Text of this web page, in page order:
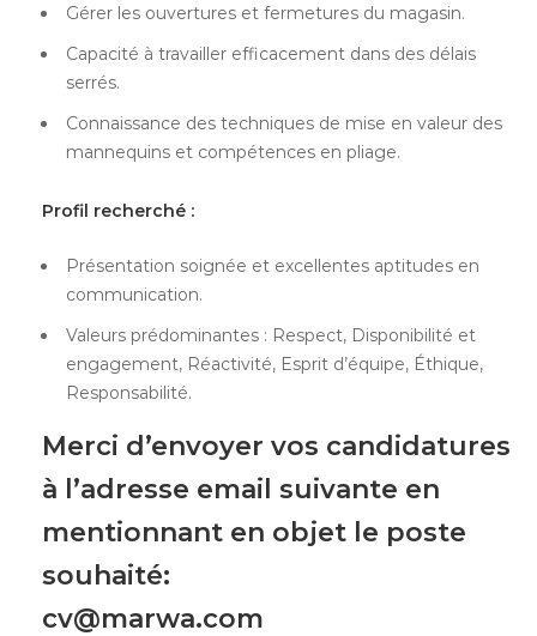
Gérer les ouvertures et fermetures du magasin.
Capacité à travailler efficacement dans des délais
serrés.
Connaissance des techniques de mise en valeur des
mannequins et compétences en pliage.
Profil recherché :
Présentation soignée et excellentes aptitudes en
communication.
Valeurs prédominantes : Respect, Disponibilité et
engagement, Réactivité, Esprit d’équipe, Éthique,
Responsabilité.
Merci d’envoyer vos candidatures
à l’adresse email suivante en
mentionnant en objet le poste
souhaité:
cv@marwa.com